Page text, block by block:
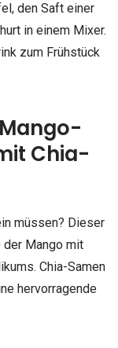
den Saft einer
in einem Mixer.
zum Frühstück
Chia-
müssen? Dieser
der Mango mit
Chia-Samen
hervorragende